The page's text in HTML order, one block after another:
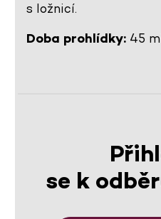
s ložnicí.
Doba prohlídky: 45
se k